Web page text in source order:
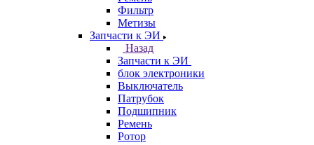
Фильтр
Метизы
Запчасти к ЭИ
Назад
Запчасти к ЭИ
блок электроники
Выключатель
Патрубок
Подшипник
Ремень
Ротор